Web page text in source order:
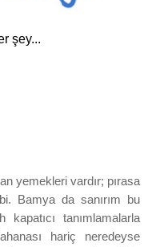
şey...
yemekleri vardır; pırasa
Bamya da sanırım bu
tanımlamalarla
hariç neredeyse